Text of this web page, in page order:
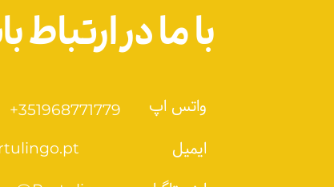
با ما‌ در ارتباط
+351968771779 واتس اپ
ایمیل